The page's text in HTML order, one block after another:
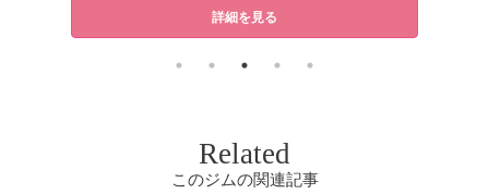
詳細を見る
Related
このジムの関連記事